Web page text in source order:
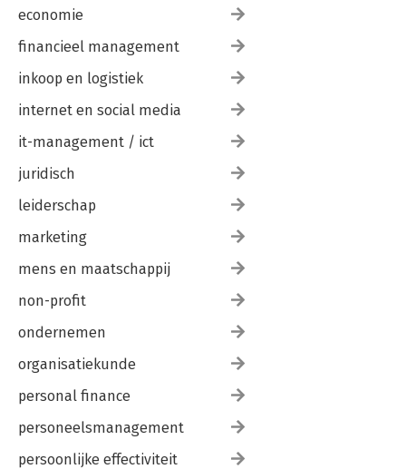
economie
financieel management
inkoop en logistiek
internet en social media
it-management / ict
juridisch
leiderschap
marketing
mens en maatschappij
non-profit
ondernemen
organisatiekunde
personal finance
personeelsmanagement
persoonlijke effectiviteit